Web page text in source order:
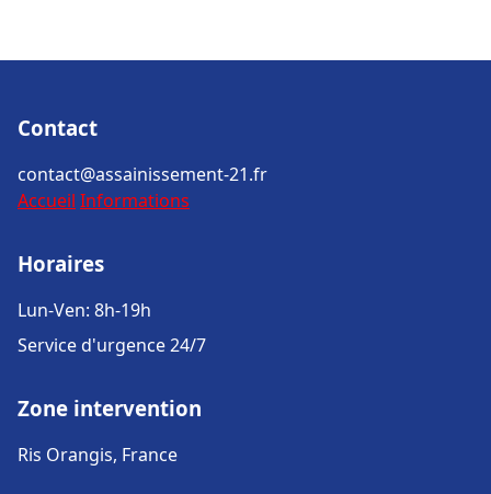
Contact
contact@assainissement-21.fr
Accueil Informations
Horaires
Lun-Ven: 8h-19h
Service d'urgence 24/7
Zone intervention
Ris Orangis, France